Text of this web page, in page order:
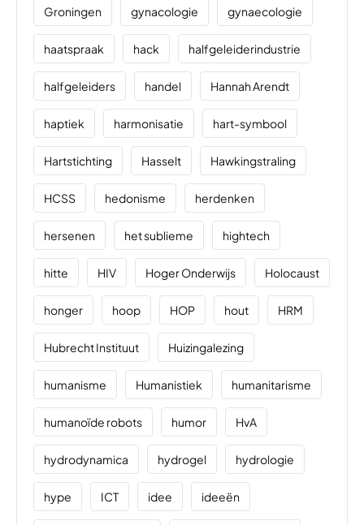
Groningen gynacologie gynaecologie
haatspraak hack halfgeleiderindustrie
halfgeleiders handel Hannah Arendt
haptiek harmonisatie hart-symbool
Hartstichting Hasselt Hawkingstraling
HCSS hedonisme herdenken
hersenen het sublieme hightech
hitte HIV Hoger Onderwijs Holocaust
honger hoop HOP hout HRM
Hubrecht Instituut Huizingalezing
humanisme Humanistiek humanitarisme
humanoïde robots humor HvA
hydrodynamica hydrogel hydrologie
hype ICT idee ideeën